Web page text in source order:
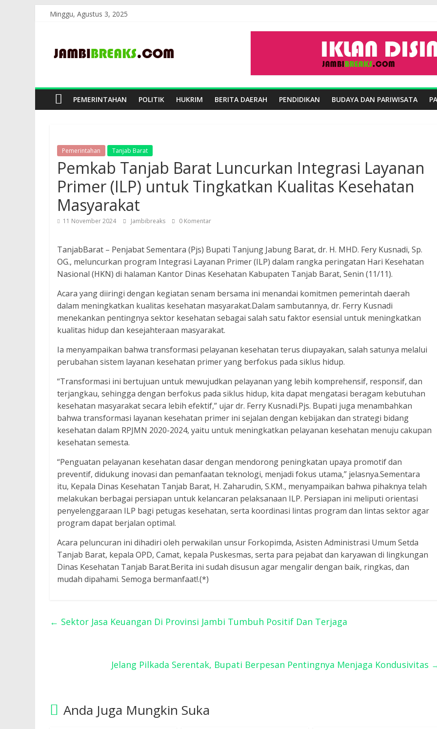
Minggu, Agustus 3, 2025
JambiBreaks
PEMERINTAHAN POLITIK HUKRIM BERITA DAERAH PENDIDIKAN BUDAYA DAN PARIWISATA
Pemerintahan Tanjab Barat
Pemkab Tanjab Barat Luncurkan Integrasi Layanan
Primer (ILP) untuk Tingkatkan Kualitas Kesehatan
Masyarakat
11 November 2024 Jambibreaks 0 Komentar
TanjabBarat – Penjabat Sementara (Pjs) Bupati Tanjung Jabung Barat, dr. H. MHD. Fery Kusnadi, Sp.
OG., meluncurkan program Integrasi Layanan Primer (ILP) dalam rangka peringatan Hari Kesehatan
Nasional (HKN) di halaman Kantor Dinas Kesehatan Kabupaten Tanjab Barat, Senin (11/11).
Acara yang diiringi dengan kegiatan senam bersama ini menandai komitmen pemerintah daerah
dalam meningkatkan kualitas kesehatan masyarakat.Dalam sambutannya, dr. Ferry Kusnadi
menekankan pentingnya sektor kesehatan sebagai salah satu faktor esensial untuk meningkatkan
kualitas hidup dan kesejahteraan masyarakat.
Ia menyampaikan bahwa transformasi pelayanan kesehatan terus diupayakan, salah satunya melalui
perubahan sistem layanan kesehatan primer yang berfokus pada siklus hidup.
“Transformasi ini bertujuan untuk mewujudkan pelayanan yang lebih komprehensif, responsif, dan
terjangkau, sehingga dengan berfokus pada siklus hidup, kita dapat mengatasi beragam kebutuhan
kesehatan masyarakat secara lebih efektif,” ujar dr. Ferry Kusnadi.Pjs. Bupati juga menambahkan
bahwa transformasi layanan kesehatan primer ini sejalan dengan kebijakan dan strategi bidang
kesehatan dalam RPJMN 2020-2024, yaitu untuk meningkatkan pelayanan kesehatan menuju cakupan
kesehatan semesta.
“Penguatan pelayanan kesehatan dasar dengan mendorong peningkatan upaya promotif dan
preventif, didukung inovasi dan pemanfaatan teknologi, menjadi fokus utama,” jelasnya.Sementara
itu, Kepala Dinas Kesehatan Tanjab Barat, H. Zaharudin, S.KM., menyampaikan bahwa pihaknya telah
melakukan berbagai persiapan untuk kelancaran pelaksanaan ILP. Persiapan ini meliputi orientasi
penyelenggaraan ILP bagi petugas kesehatan, serta koordinasi lintas program dan lintas sektor agar
program dapat berjalan optimal.
Acara peluncuran ini dihadiri oleh perwakilan unsur Forkopimda, Asisten Administrasi Umum Setda
Tanjab Barat, kepala OPD, Camat, kepala Puskesmas, serta para pejabat dan karyawan di lingkungan
Dinas Kesehatan Tanjab Barat.Berita ini sudah disusun agar mengalir dengan baik, ringkas, dan
mudah dipahami. Semoga bermanfaat!.(*)
← Sektor Jasa Keuangan Di Provinsi Jambi Tumbuh Positif Dan Terjaga
Jelang Pilkada Serentak, Bupati Berpesan Pentingnya Menjaga Kondusivitas
Anda Juga Mungkin Suka